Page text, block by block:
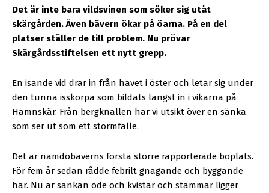
Det är inte bara vildsvinen som söker sig utåt
skärgården. Även bävern ökar på öarna. På en del
platser ställer de till problem. Nu prövar
Skärgårdsstiftelsen ett nytt grepp.
En isande vid drar in från havet i öster och letar sig under
den tunna isskorpa som bildats längst in i vikarna på
Hamnskär. Från bergknallen har vi utsikt över en sänka
som ser ut som ett stormfälle.
Det är nämdöbäverns första större rapporterade boplats.
För fem år sedan rådde febrilt gnagande och byggande
här. Nu är sänkan öde och kvistar och stammar ligger